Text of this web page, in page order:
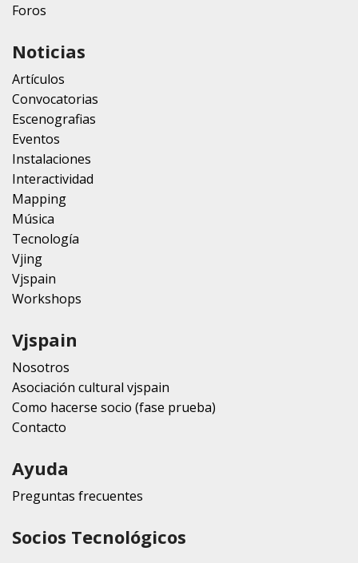
Foros
Noticias
Artículos
Convocatorias
Escenografias
Eventos
Instalaciones
Interactividad
Mapping
Música
Tecnología
Vjing
Vjspain
Workshops
Vjspain
Nosotros
Asociación cultural vjspain
Como hacerse socio (fase prueba)
Contacto
Ayuda
Preguntas frecuentes
Socios Tecnológicos